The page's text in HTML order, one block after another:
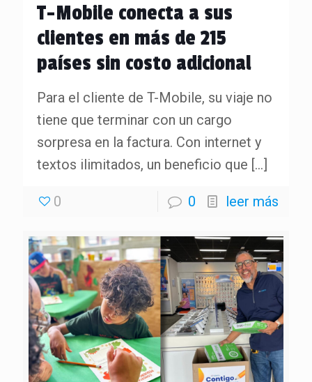
T-Mobile conecta a sus
clientes en más de 215
países sin costo adicional
Para el cliente de T-Mobile, su viaje no
tiene que terminar con un cargo
sorpresa en la factura. Con internet y
textos ilimitados, un beneficio que […]
0 0 leer más